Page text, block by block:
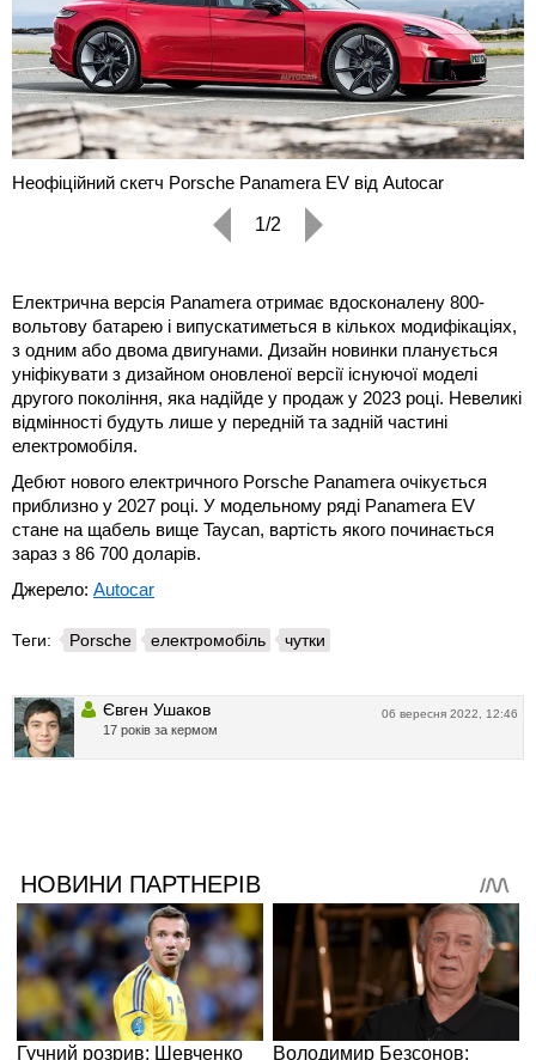
Неофіційний скетч Porsche Panamera EV від Autocar
1/2
Електрична версія Panamera отримає вдосконалену 800-
вольтову батарею і випускатиметься в кількох модифікаціях,
з одним або двома двигунами. Дизайн новинки планується
уніфікувати з дизайном оновленої версії існуючої моделі
другого покоління, яка надійде у продаж у 2023 році. Невеликі
відмінності будуть лише у передній та задній частині
електромобіля.
Дебют нового електричного Porsche Panamera очікується
приблизно у 2027 році. У модельному ряді Panamera EV
стане на щабель вище Taycan, вартість якого починається
зараз з 86 700 доларів.
Джерело: Autocar
Теги: Porsche електромобіль чутки
06 вересня 2022, 12:46
Євген Ушаков
17 років за кермом